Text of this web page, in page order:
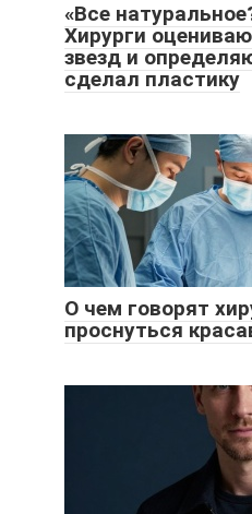
«Все
Хирурги
звезд и
сделал пластику
О чем говорят
проснуться